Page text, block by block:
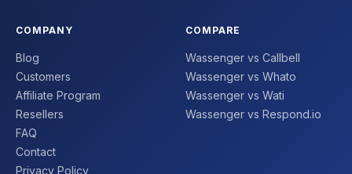
COMPANY
Blog
Customers
Affiliate Program
Resellers
FAQ
Contact
Privacy Policy
COMPARE
Wassenger vs Callbell
Wassenger vs Whato
Wassenger vs Wati
Wassenger vs Respond.io